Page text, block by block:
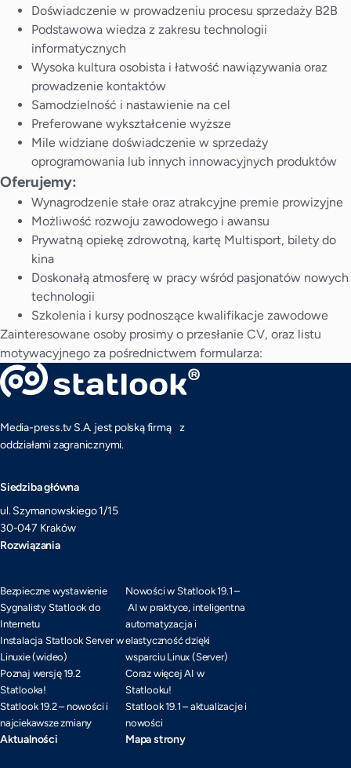
Doświadczenie w prowadzeniu procesu sprzedaży B2B
Podstawowa wiedza z zakresu technologii
informatycznych
Wysoka kultura osobista i łatwość nawiązywania oraz
prowadzenie kontaktów
Samodzielność i nastawienie na cel
Preferowane wykształcenie wyższe
Mile widziane doświadczenie w sprzedaży
oprogramowania lub innych innowacyjnych produktów
Oferujemy:
Wynagrodzenie stałe oraz atrakcyjne premie prowizyjne
Możliwość rozwoju zawodowego i awansu
Prywatną opiekę zdrowotną, kartę Multisport, bilety do
kina
Doskonałą atmosferę w pracy wśród pasjonatów nowych
technologii
Szkolenia i kursy podnoszące kwalifikacje zawodowe
Zainteresowane osoby prosimy o przesłanie CV, oraz listu
motywacyjnego za pośrednictwem formularza:
Media-press.tv S.A. jest polską firmą z
oddziałami zagranicznymi.
Siedziba główna
ul. Szymanowskiego 1/15
30-047 Kraków
Rozwiązania
Bezpieczne wystawienie
Sygnalisty Statlook do
Internetu
Instalacja Statlook Server w
Linuxie (wideo)
Poznaj wersję 19.2
Statlooka!
Statlook 19.2 – nowości i
najciekawsze zmiany
Nowości w Statlook 19.1 –
AI w praktyce, inteligentna
automatyzacja i
elastyczność dzięki
wsparciu Linux (Server)
Coraz więcej AI w
Statlooku!
Statlook 19.1 – aktualizacje i
nowości
Aktualności Mapa strony